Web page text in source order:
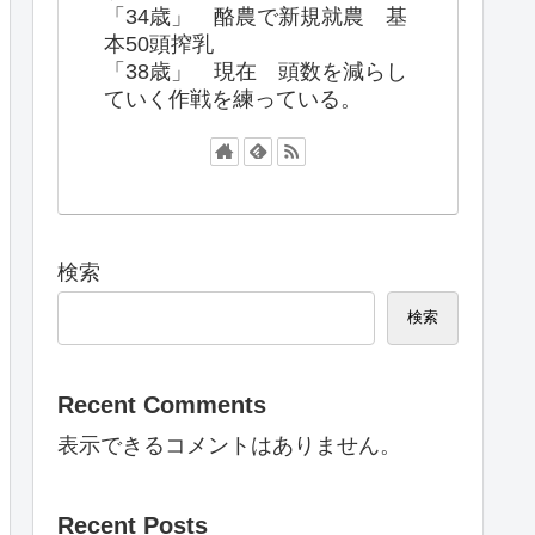
「34歳」 酪農で新規就農 基
本50頭搾乳
「38歳」 現在 頭数を減らし
ていく作戦を練っている。
検索
検索
Recent Comments
表示できるコメントはありません。
Recent Posts